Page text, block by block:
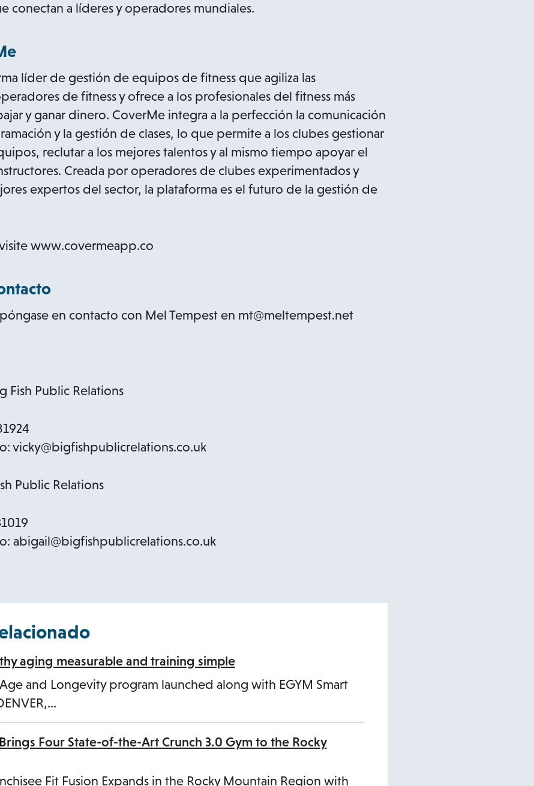
conectan a líderes y operadores mundiales.
líder de gestión de equipos de fitness que agiliza las
de fitness y ofrece a los profesionales del fitness más
y ganar dinero. CoverMe integra a la perfección la comunicación
y la gestión de clases, lo que permite a los clubes gestionar
reclutar a los mejores talentos y al mismo tiempo apoyar el
Creada por operadores de clubes experimentados y
expertos del sector, la plataforma es el futuro de la gestión de
www.covermeapp.co
en contacto con Mel Tempest en mt@meltempest.net
Fish Public Relations
vicky@bigfishpublicrelations.co.uk
Public Relations
abigail@bigfishpublicrelations.co.uk
aging measurable and training simple
and Longevity program launched along with EGYM Smart
Four State-of-the-Art Crunch 3.0 Gym to the Rocky
Fit Fusion Expands in the Rocky Mountain Region with